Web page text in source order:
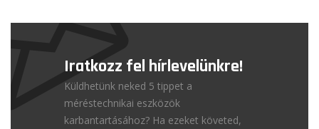
Iratkozz fel hírlevelünkre!
Küldhetünk neked 5 tippet a
méréstechnikai eszközök
karbantartásához? Ha ezeket követed,